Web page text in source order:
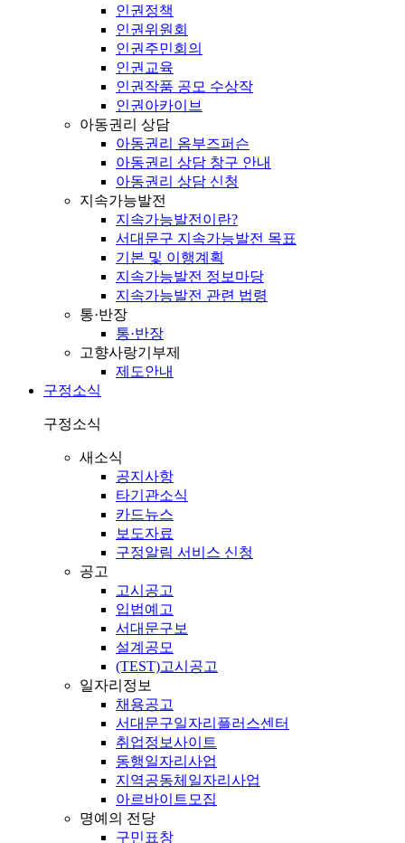
인권정책
인권위원회
인권주민회의
인권교육
인권작품 공모 수상작
인권아카이브
아동권리 상담
아동권리 옴부즈퍼슨
아동권리 상담 창구 안내
아동권리 상담 신청
지속가능발전
지속가능발전이란?
서대문구 지속가능발전 목표
기본 및 이행계획
지속가능발전 정보마당
지속가능발전 관련 법령
통·반장
통·반장
고향사랑기부제
제도안내
구정소식
구정소식
새소식
공지사항
타기관소식
카드뉴스
보도자료
구정알림 서비스 신청
공고
고시공고
입법예고
서대문구보
설계공모
(TEST)고시공고
일자리정보
채용공고
서대문구일자리플러스센터
취업정보사이트
동행일자리사업
지역공동체일자리사업
아르바이트모집
명예의 전당
구민표창